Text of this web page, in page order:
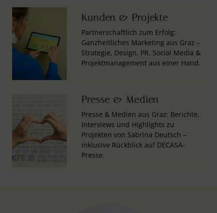
Kunden & Projekte
Partnerschaftlich zum Erfolg:
Ganzheitliches Marketing aus Graz –
Strategie, Design, PR, Social Media &
Projektmanagement aus einer Hand.
Presse & Medien
Presse & Medien aus Graz: Berichte,
Interviews und Highlights zu
Projekten von Sabrina Deutsch –
inklusive Rückblick auf DECASA-
Presse.